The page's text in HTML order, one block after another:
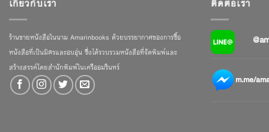
เกี่ยวกับเรา
ร้านขายหนังสือในนาม Amarinbooks ด้วยบรรยากาศของการซื้อ
หนังสือที่เป็นมิตรและอบอุ่น ซึ่งได้รวบรวมหนังสือที่จัดพิมพ์และ
สร้างสรรค์โดยสำนักพิมพ์ในเครืออมรินทร์
ติดต่อเรา
m.me/